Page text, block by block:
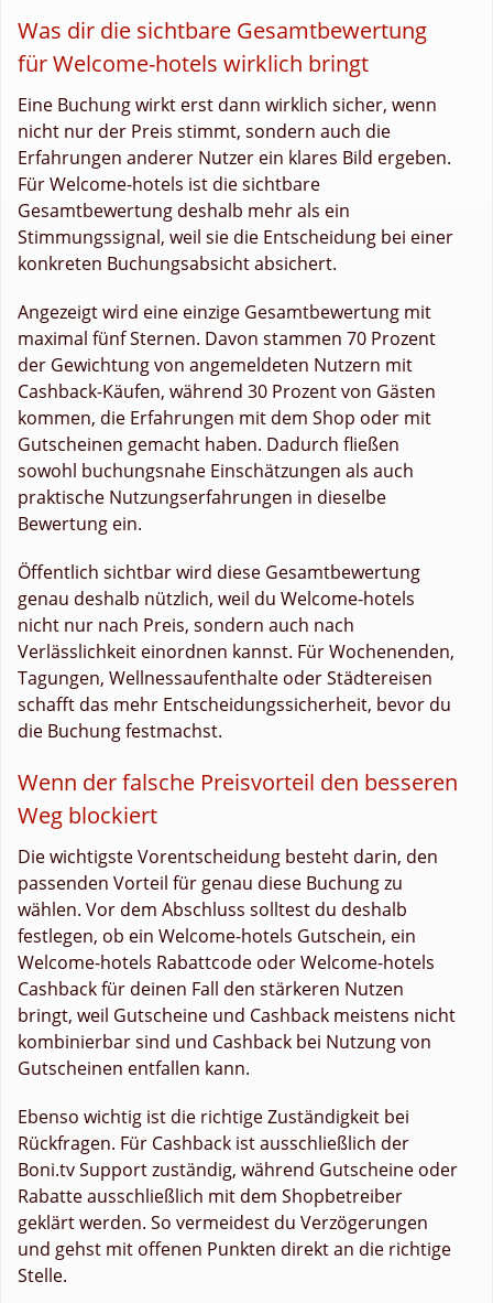
Was dir die sichtbare Gesamtbewertung
für Welcome-hotels wirklich bringt
Eine Buchung wirkt erst dann wirklich sicher, wenn
nicht nur der Preis stimmt, sondern auch die
Erfahrungen anderer Nutzer ein klares Bild ergeben.
Für Welcome-hotels ist die sichtbare
Gesamtbewertung deshalb mehr als ein
Stimmungssignal, weil sie die Entscheidung bei einer
konkreten Buchungsabsicht absichert.
Angezeigt wird eine einzige Gesamtbewertung mit
maximal fünf Sternen. Davon stammen 70 Prozent
der Gewichtung von angemeldeten Nutzern mit
Cashback-Käufen, während 30 Prozent von Gästen
kommen, die Erfahrungen mit dem Shop oder mit
Gutscheinen gemacht haben. Dadurch fließen
sowohl buchungsnahe Einschätzungen als auch
praktische Nutzungserfahrungen in dieselbe
Bewertung ein.
Öffentlich sichtbar wird diese Gesamtbewertung
genau deshalb nützlich, weil du Welcome-hotels
nicht nur nach Preis, sondern auch nach
Verlässlichkeit einordnen kannst. Für Wochenenden,
Tagungen, Wellnessaufenthalte oder Städtereisen
schafft das mehr Entscheidungssicherheit, bevor du
die Buchung festmachst.
Wenn der falsche Preisvorteil den besseren
Weg blockiert
Die wichtigste Vorentscheidung besteht darin, den
passenden Vorteil für genau diese Buchung zu
wählen. Vor dem Abschluss solltest du deshalb
festlegen, ob ein Welcome-hotels Gutschein, ein
Welcome-hotels Rabattcode oder Welcome-hotels
Cashback für deinen Fall den stärkeren Nutzen
bringt, weil Gutscheine und Cashback meistens nicht
kombinierbar sind und Cashback bei Nutzung von
Gutscheinen entfallen kann.
Ebenso wichtig ist die richtige Zuständigkeit bei
Rückfragen. Für Cashback ist ausschließlich der
Boni.tv Support zuständig, während Gutscheine oder
Rabatte ausschließlich mit dem Shopbetreiber
geklärt werden. So vermeidest du Verzögerungen
und gehst mit offenen Punkten direkt an die richtige
Stelle.